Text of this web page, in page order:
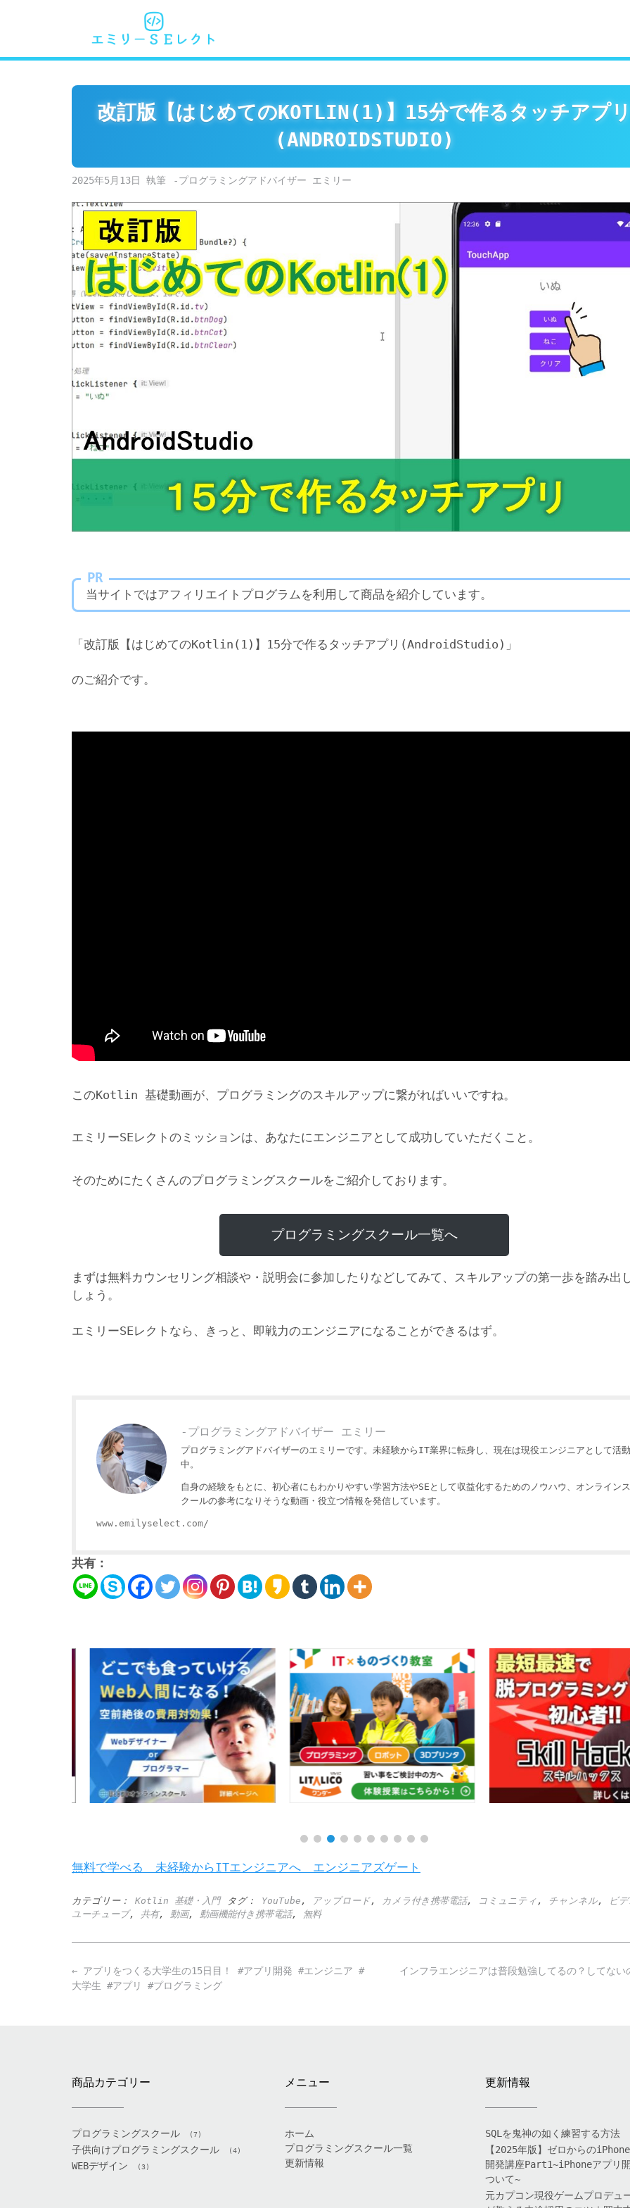
改訂版【はじめてのKOTLIN(1)】15分で作るタッチアプリ
(ANDROIDSTUDIO)
2025年5月13日 -プログラミングアドバイザー エミリー
PR
当サイトではアフィリエイトプログラムを利用して商品を紹介しています。
「改訂版【はじめてのKotlin(1)】15分で作るタッチアプリ(AndroidStudio)」
のご紹介です。
このKotlin 基礎動画が、プログラミングのスキルアップに繋がればいいですね。
エミリーSEレクトのミッションは、あなたにエンジニアとして成功していただくこと。
そのためにたくさんのプログラミングスクールをご紹介しております。
プログラミングスクール一覧へ
まずは無料カウンセリング相談や・説明会に参加したりなどしてみて、スキルアップの第一歩を踏み出
しょう。
エミリーSEレクトなら、きっと、即戦力のエンジニアになることができるはず。
-プログラミングアドバイザー エミリー
プログラミングアドバイザーのエミリーです。未経験からIT業界に転身し、現在は現役エンジニアとして活動
中。
自身の経験をもとに、初心者にもわかりやすい学習方法やSEとして収益化するためのノウハウ、オンラインス
クールの参考になりそうな動画・役立つ情報を発信しています。
www.emilyselect.com/
共有：
無料で学べる 未経験からITエンジニアへ エンジニアズゲート
カテゴリー： Kotlin 基礎・入門 タグ： YouTube , アップロード, カメラ付き携帯電話, コミュニティ , チャンネル, ビ
ユーチューブ, 共有, 動画, 動画機能付き携帯電話, 無料
Post
navigation
インフラエンジニアは普段勉強してるの？してな
← アプリをつくる大学生の15日目！ #アプリ開発 #エンジニア #
大学生 #アプリ #プログラミング
商品カテゴリー
プログラミングスクール (7)
子供向けプログラミングスクール (4)
WEBデザイン (3)
メニュー
ホーム
プログラミングスクール一覧
更新情報
更新情報
SQLを鬼神の如く練習する方法
【2025年版】ゼロからの
開発講座Part1~iPhoneアプリ
ついて~
元カプコン現役ゲームプロデュ